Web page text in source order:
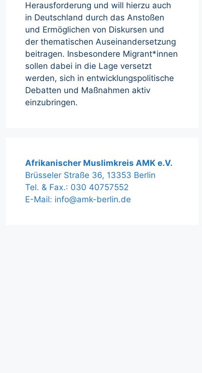
Herausforderung und will hierzu auch
in Deutschland durch das Anstoßen
und Ermöglichen von Diskursen und
der thematischen Auseinandersetzung
beitragen. Insbesondere Migrant*innen
sollen dabei in die Lage versetzt
werden, sich in entwicklungspolitische
Debatten und Maßnahmen aktiv
einzubringen.
Afrikanischer Muslimkreis AMK e.V.
Brüsseler Straße 36, 13353 Berlin
Tel. & Fax.: 030 40757552
E-Mail: info@amk-berlin.de